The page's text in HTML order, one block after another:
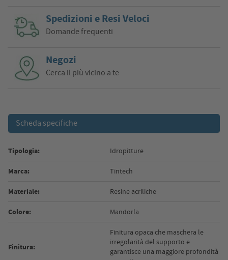
Spedizioni e Resi Veloci
Domande frequenti
Negozi
Cerca il più vicino a te
Scheda specifiche
Tipologia: Idropitture
Marca: Tintech
Materiale: Resine acriliche
Colore: Mandorla
Finitura:
Finitura opaca che maschera le
irregolarità del supporto e
garantisce una maggiore profondità